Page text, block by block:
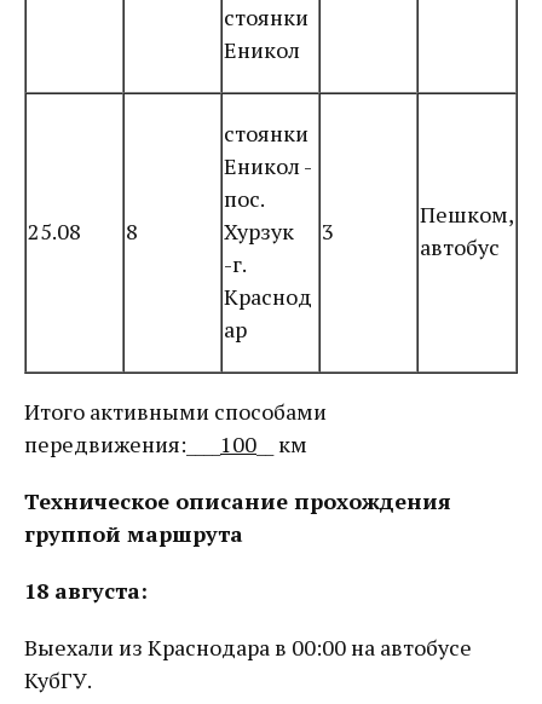
стоянки
Еникол
25.08 8
стоянки
Еникол -
пос.
Хурзук
-г.
Краснод
ар
3
Пешком,
автобус
Итого активными способами
передвижения:____ 100 __ км
Техническое описание прохождения
группой маршрута
18 августа:
Выехали из Краснодара в 00:00 на автобусе
КубГУ.